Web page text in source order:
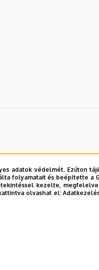
adatok védelmét. Ezúton
folyamatait és beépítette a
kezelte,
olvashat el: